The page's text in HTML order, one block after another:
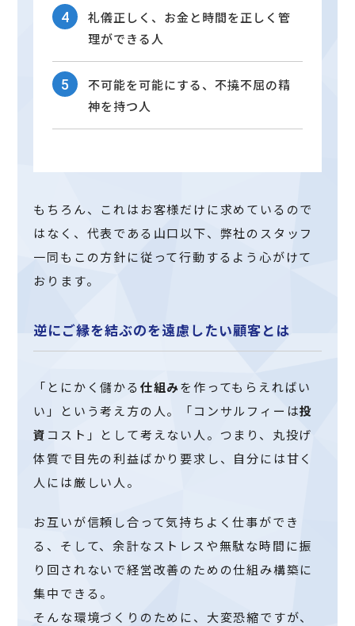
礼儀正しく、お金と時間を正しく管
理ができる人
不可能を可能にする、不撓不屈の精
神を持つ人
もちろん、これはお客様だけに求めているので
はなく、代表である山口以下、弊社のスタッフ
一同もこの方針に従って行動するよう心がけて
おります。
逆にご縁を結ぶのを遠慮したい顧客とは
「とにかく儲かる仕組みを作ってもらえればい
い」という考え方の人。「コンサルフィーは投
資 コスト」として考えない人。つまり、丸投げ
体質で目先の利益ばかり要求し、自分には甘く
人には厳しい人。
お互いが信頼し合って気持ちよく仕事ができ
る、そして、余計なストレスや無駄な時間に振
り回されないで経営改善のための仕組み構築に
集中できる。
そんな環境づくりのために、大変恐縮ですが、